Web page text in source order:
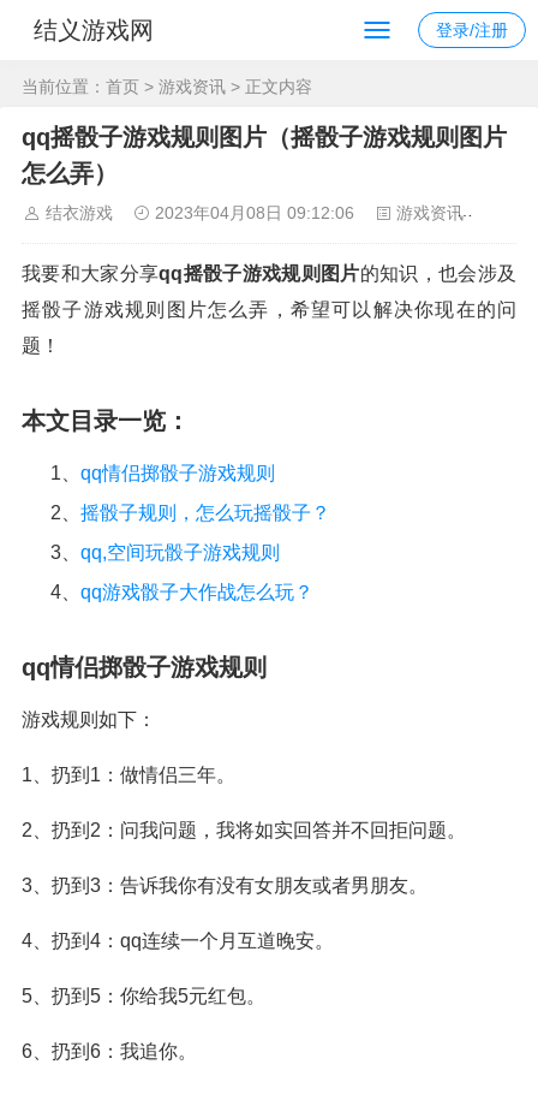
结义游戏网 登录/注册
当前位置： 首页 > 游戏资讯 > 正文内容
qq摇骰子游戏规则图片（摇骰子游戏规则图片
怎么弄）
结衣游戏 2023年04月08日 09:12:06 游戏资讯
我要和大家分享qq摇骰子游戏规则图片的知识，也会涉及
摇骰子游戏规则图片怎么弄，希望可以解决你现在的问
题！
本文目录一览：
1、 qq情侣掷骰子游戏规则
2、 摇骰子规则，怎么玩摇骰子？
3、 qq,空间玩骰子游戏规则
4、 qq游戏骰子大作战怎么玩？
qq情侣掷骰子游戏规则
游戏规则如下：
1、扔到1：做情侣三年。
2、扔到2：问我问题，我将如实回答并不回拒问题。
3、扔到3：告诉我你有没有女朋友或者男朋友。
4、扔到4：qq连续一个月互道晚安。
5、扔到5：你给我5元红包。
6、扔到6：我追你。